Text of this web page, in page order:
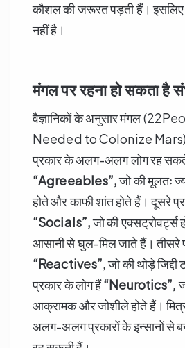
कौशल की जरूरत पड़ती हैं।
नहीं है।
मंगल पर रहना हो सकता है
वैज्ञानिकों के अनुसार मंगल
Needed to Colonize
प्रकार के अलग-अलग लोग रह
“Agreeables”,जो की मूलतः
होते और काफी शांत होते हैं। दूसरे
“Socials”,जो की
आसानी से घुल-मिल जाते हैं। तीसरे
“Reactives”,जो की थोड़े
प्रकार के लोग हैं“Neurotics”,
आक्रामक और जोशीले होते हैं।
अलग-अलग प्रकारों के इन्सानों से